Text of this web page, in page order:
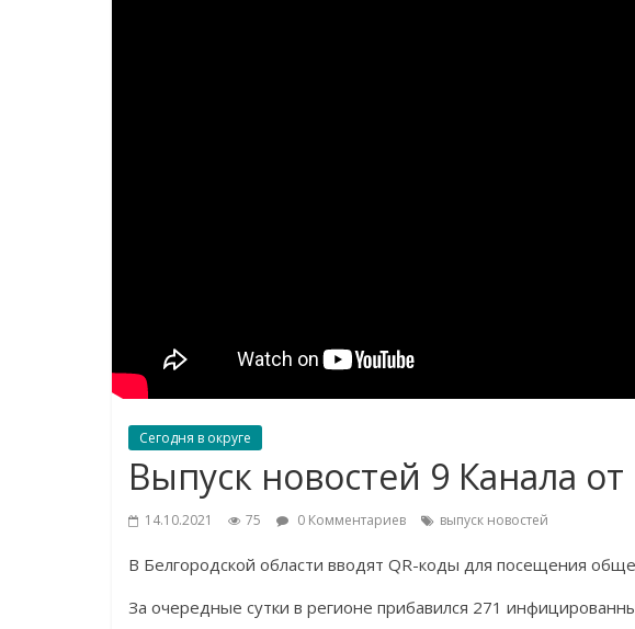
Сегодня в округе
Выпуск новостей 9 Канала от
14.10.2021 75 0 Комментариев выпуск новостей
В Белгородской области вводят QR-коды для посещения
За очередные сутки в регионе прибавился 271